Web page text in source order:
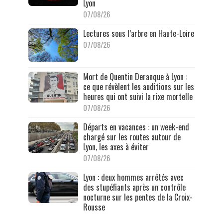
Lyon
07/08/26
Lectures sous l’arbre en Haute-Loire
07/08/26
Mort de Quentin Deranque à Lyon :
ce que révèlent les auditions sur les
heures qui ont suivi la rixe mortelle
07/08/26
Départs en vacances : un week-end
chargé sur les routes autour de
Lyon, les axes à éviter
07/08/26
Lyon : deux hommes arrêtés avec
des stupéfiants après un contrôle
nocturne sur les pentes de la Croix-
Rousse